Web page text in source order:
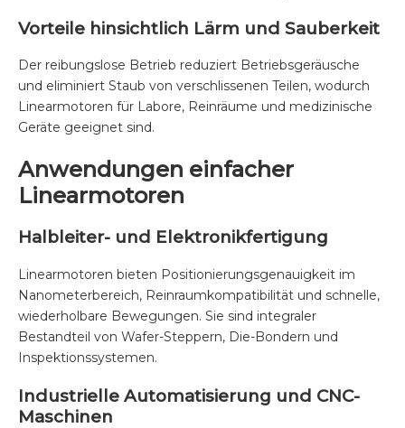
Vorteile hinsichtlich Lärm und Sauberkeit
Der reibungslose Betrieb reduziert Betriebsgeräusche
und eliminiert Staub von verschlissenen Teilen, wodurch
Linearmotoren für Labore, Reinräume und medizinische
Geräte geeignet sind.
Anwendungen einfacher
Linearmotoren
Halbleiter- und Elektronikfertigung
Linearmotoren bieten Positionierungsgenauigkeit im
Nanometerbereich, Reinraumkompatibilität und schnelle,
wiederholbare Bewegungen. Sie sind integraler
Bestandteil von Wafer-Steppern, Die-Bondern und
Inspektionssystemen.
Industrielle Automatisierung und CNC-
Maschinen